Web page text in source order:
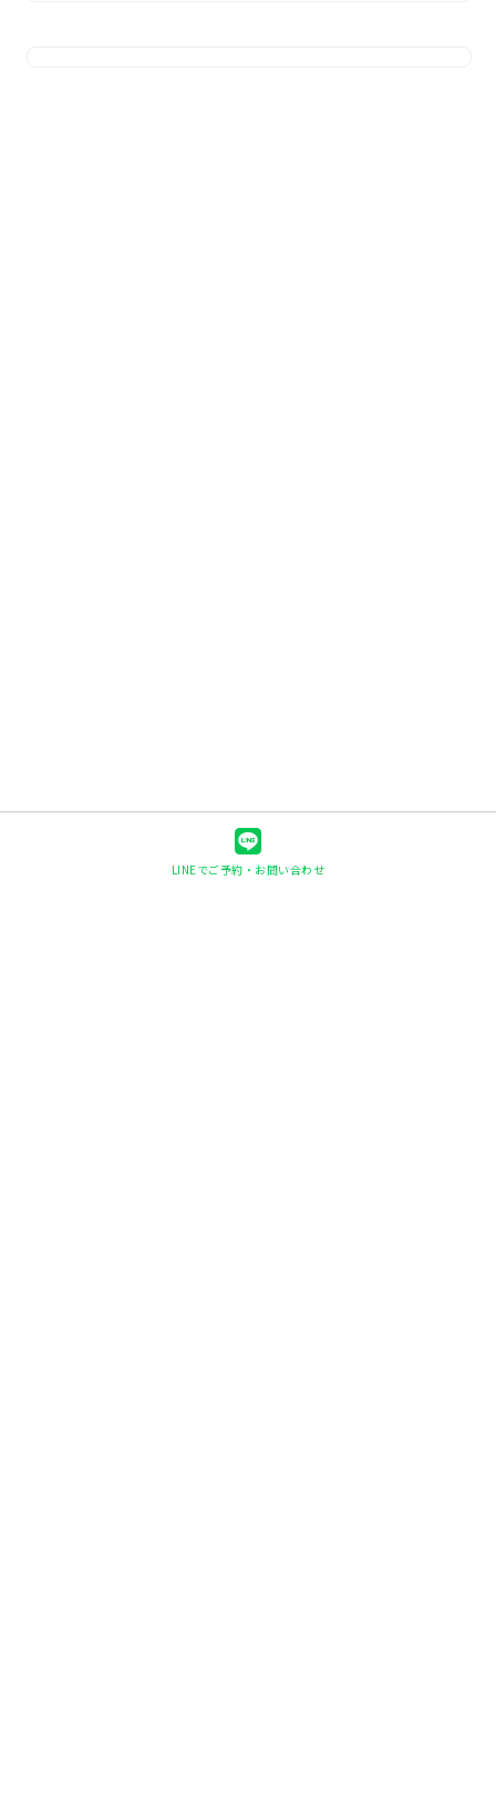
LINEでご予約・お問い合わせ